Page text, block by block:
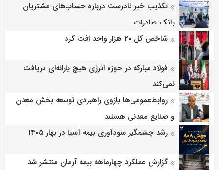
تکذیب خبر نادرست درباره حساب‌های مشتریان
بانک صادرات
شاخص کل ۲۰ هزار واحد افت کرد
فولاد مبارکه در حوزه انرژی هیچ یارانه‌ای دریافت
نمی‌کند
روابط‌‌عمومی‌ها بازوی راهبردی توسعه بخش معدن
و صنایع معدنی هستند
رشد چشمگیر سودآوری بیمه آسیا در بهار ۱۴۰۵
گزارش عملکرد چهارماهه بیمه آرمان منتشر شد